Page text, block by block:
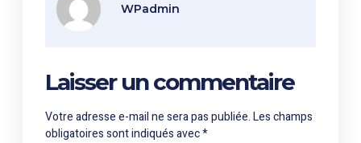
WPadmin
Laisser un commentaire
Votre adresse e-mail ne sera pas publiée.Les champs
obligatoires sont indiqués avec*